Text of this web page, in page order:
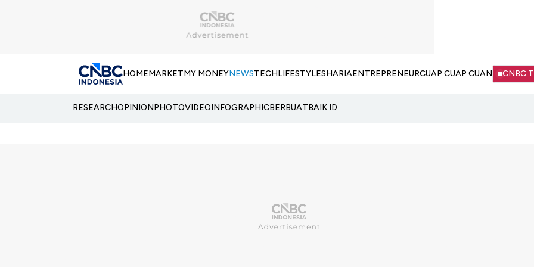
HOMEMARKETMY MONEYNEWSTECHLIFESTYLESHARIAENTREPRENEURCUAP CUAP CUAN CNBC
RESEARCHOPINIONPHOTOVIDEOINFOGRAPHICBERBUATBAIK.ID